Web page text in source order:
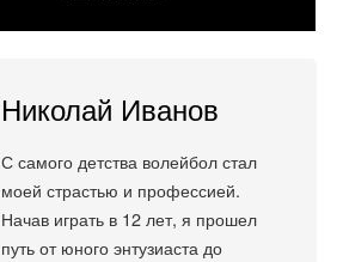
Николай Иванов
С самого детства волейбол стал
моей страстью и профессией.
Начав играть в 12 лет, я прошел
путь от юного энтузиаста до